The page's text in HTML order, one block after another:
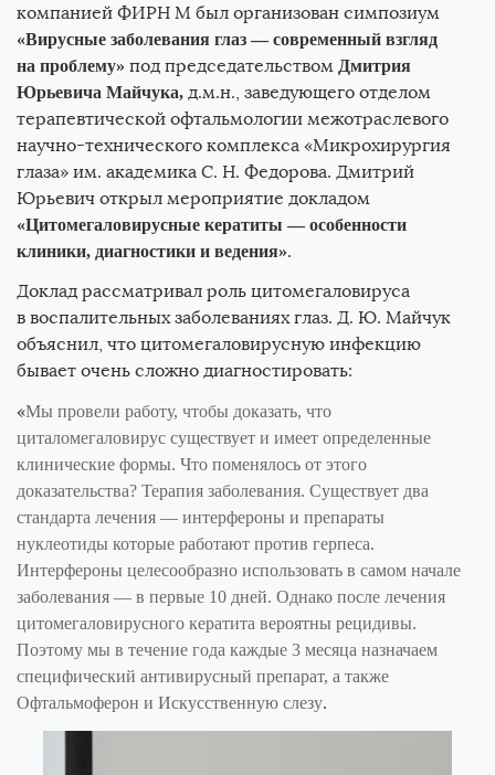
компанией ФИРН М был организован симпозиум
«Вирусные заболевания глаз — современный взгляд
на проблему» под председательством Дмитрия
Юрьевича Майчука, д.м.н., заведующего отделом
терапевтической офтальмологии межотраслевого
научно-технического комплекса «Микрохирургия
глаза» им. академика С. Н. Федорова. Дмитрий
Юрьевич открыл мероприятие докладом
«Цитомегаловирусные кератиты — особенности
клиники, диагностики и ведения».
Доклад рассматривал роль цитомегаловируса
в воспалительных заболеваниях глаз. Д. Ю. Майчук
объяснил, что цитомегаловирусную инфекцию
бывает очень сложно диагностировать:
«Мы провели работу, чтобы доказать, что
циталомегаловирус существует и имеет определенные
клинические формы. Что поменялось от этого
доказательства? Терапия заболевания. Существует два
стандарта лечения — интерфероны и препараты
нуклеотиды которые работают против герпеса.
Интерфероны целесообразно использовать в самом начале
заболевания — в первые 10 дней. Однако после лечения
цитомегаловирусного кератита вероятны рецидивы.
Поэтому мы в течение года каждые 3 месяца назначаем
специфический антивирусный препарат, а также
Офтальмоферон и Искусственную слезу.